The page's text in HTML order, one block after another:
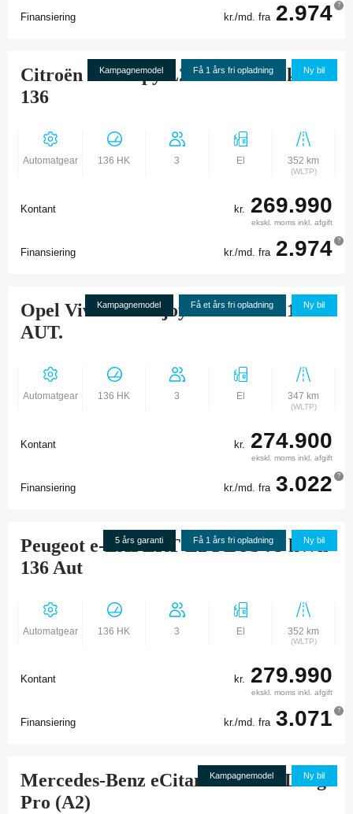
Finansiering kr./md. fra 2.974 ?
Kampagnemodel Få 1 års fri opladning Ny bil
Citroën Ë-Jumpy L2 Flexline 75 kWh
136
Automatgear 136 HK 3 El 352 km
(WLTP)
Kontant kr. 269.990
ekskl. moms inkl. afgift
Finansiering kr./md. fra 2.974 ?
Kampagnemodel Få et års fri opladning Ny bil
Opel Vivaro-e Enjoy L3 75 kWh 136
AUT.
Automatgear 136 HK 3 El 347 km
(WLTP)
Kontant kr. 274.900
ekskl. moms inkl. afgift
Finansiering kr./md. fra 3.022 ?
5 års garanti Få 1 års fri opladning Ny bil
Peugeot e-EXPERT L2 PLUS 75 kWh
136 Aut
Automatgear 136 HK 3 El 352 km
(WLTP)
Kontant kr. 279.990
ekskl. moms inkl. afgift
Finansiering kr./md. fra 3.071 ?
Kampagnemodel Ny bil
Mercedes-Benz eCitan 112 KSV Lang
Pro (A2)